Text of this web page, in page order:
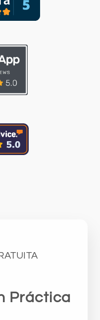
Práctica